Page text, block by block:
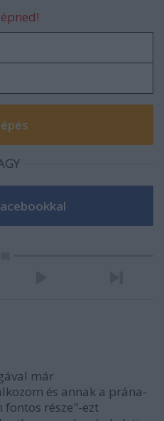
már
és annak a prána-
fontos része"-ezt